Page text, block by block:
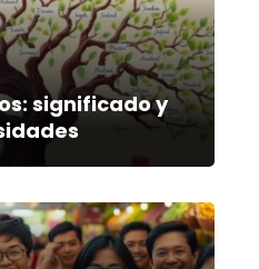
significado y